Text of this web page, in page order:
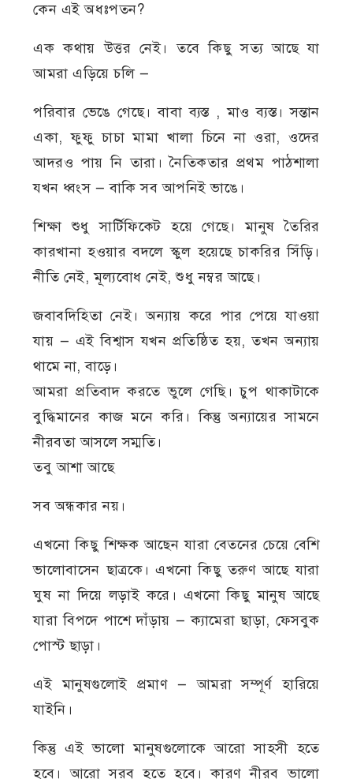
কেন এই অধঃপতন?
এক কথায় উত্তর নেই। তবে কিছু সত্য আছে যা
আমরা এড়িয়ে চলি —
পরিবার ভেঙে গেছে। বাবা ব্যস্ত , মাও ব্যস্ত। সন্তান
একা, ফুফু চাচা মামা খালা চিনে না ওরা, ওদের
আদরও পায় নি তারা। নৈতিকতার প্রথম পাঠশালা
যখন ধ্বংস — বাকি সব আপনিই ভাঙে।
শিক্ষা শুধু সার্টিফিকেট হয়ে গেছে। মানুষ তৈরির
কারখানা হওয়ার বদলে স্কুল হয়েছে চাকরির সিঁড়ি।
নীতি নেই, মূল্যবোধ নেই, শুধু নম্বর আছে।
জবাবদিহিতা নেই। অন্যায় করে পার পেয়ে যাওয়া
যায় — এই বিশ্বাস যখন প্রতিষ্ঠিত হয়, তখন অন্যায়
থামে না, বাড়ে।
আমরা প্রতিবাদ করতে ভুলে গেছি। চুপ থাকাটাকে
বুদ্ধিমানের কাজ মনে করি। কিন্তু অন্যায়ের সামনে
নীরবতা আসলে সম্মতি।
তবু আশা আছে
সব অন্ধকার নয়।
এখনো কিছু শিক্ষক আছেন যারা বেতনের চেয়ে বেশি
ভালোবাসেন ছাত্রকে। এখনো কিছু তরুণ আছে যারা
ঘুষ না দিয়ে লড়াই করে। এখনো কিছু মানুষ আছে
যারা বিপদে পাশে দাঁড়ায় — ক্যামেরা ছাড়া, ফেসবুক
পোস্ট ছাড়া।
এই মানুষগুলোই প্রমাণ — আমরা সম্পূর্ণ হারিয়ে
যাইনি।
কিন্তু এই ভালো মানুষগুলোকে আরো সাহসী হতে
হবে। আরো সরব হতে হবে। কারণ নীরব ভালো